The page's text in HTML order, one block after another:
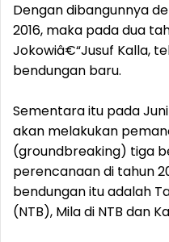
Dengan dibangunnya
2016, maka pada dua
Jokowiâ€“Jusuf Kalla,
bendungan baru.
Sementara itu pada
akan melakukan
(groundbreaking) tiga
perencanaan di tahun
bendungan itu adalah
(NTB), Mila di NTB dan